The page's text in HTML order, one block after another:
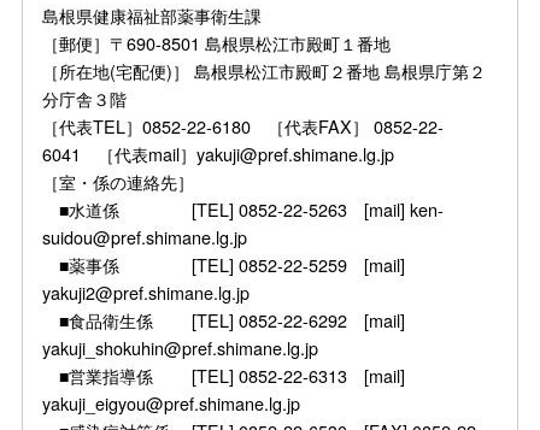
島根県健康福祉部薬事衛生課
［郵便］〒690-8501 島根県松江市殿町１番地
［所在地(宅配便)］ 島根県松江市殿町２番地 島根県庁第２
分庁舎３階
［代表TEL］0852-22-6180 ［代表FAX］ 0852-22-
6041 ［代表mail］yakuji@pref.shimane.lg.jp
［室・係の連絡先］
■水道係 [TEL] 0852-22-5263 [mail] ken-
suidou@pref.shimane.lg.jp
■薬事係 [TEL] 0852-22-5259 [mail]
yakuji2@pref.shimane.lg.jp
■食品衛生係 [TEL] 0852-22-6292 [mail]
yakuji_shokuhin@pref.shimane.lg.jp
■営業指導係 [TEL] 0852-22-6313 [mail]
yakuji_eigyou@pref.shimane.lg.jp